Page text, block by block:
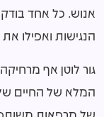
אנוש. כל אחד
הנגישות ואפילו
גור לוטן אף
המלא של החיים